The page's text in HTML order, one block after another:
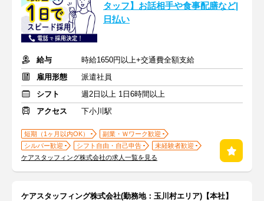
タッフ】お話相手や食事配膳など|
日払い
給与
時給1650円以上+交通費全額支給
雇用形態
派遣社員
シフト
週2日以上 1日6時間以上
アクセス
下小川駅
短期（1ヶ月以内OK）
副業・Ｗワーク歓迎
シルバー歓迎
シフト自由・自己申告
未経験者歓迎
ケアスタッフィング株式会社の求人一覧を見る
ケアスタッフィング株式会社(勤務地：玉川村エリア)【本社】